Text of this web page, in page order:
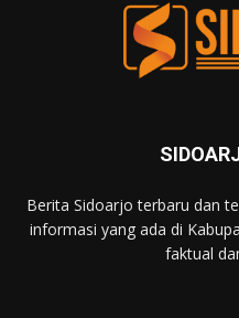
Berita Sidoarjo terbaru dan
informasi yang ada di
faktual